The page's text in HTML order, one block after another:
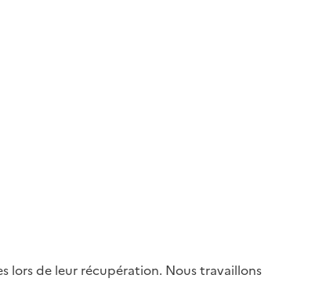
lors de leur récupération. Nous travaillons